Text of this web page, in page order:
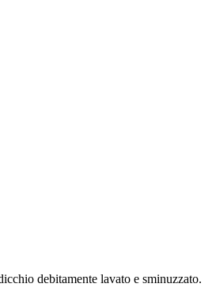
debitamente lavato e sminuzzato.